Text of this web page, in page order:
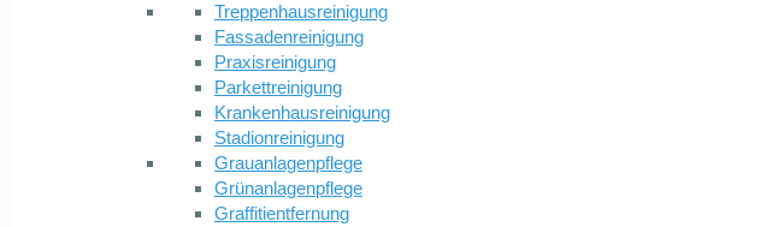
Treppenhausreinigung
Fassadenreinigung
Praxisreinigung
Parkettreinigung
Krankenhausreinigung
Stadionreinigung
Grauanlagenpflege
Grünanlagenpflege
Graffitientfernung